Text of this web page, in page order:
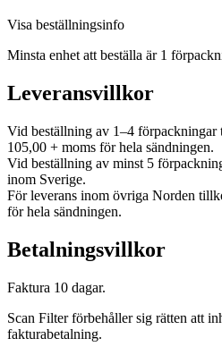
Visa beställningsinfo
Minsta enhet att beställa är 1
Leveransvillkor
Vid beställning av 1–4
105,00 + moms för hela sändningen.
Vid beställning av minst 5
inom Sverige.
För leverans inom övriga Norden
för hela sändningen.
Betalningsvillkor
Faktura 10 dagar.
Scan Filter förbehåller sig rätten att
fakturabetalning.